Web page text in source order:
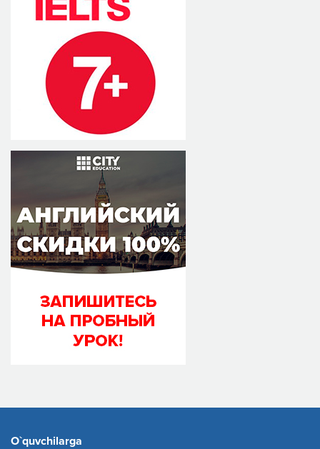
O`quvchilarga